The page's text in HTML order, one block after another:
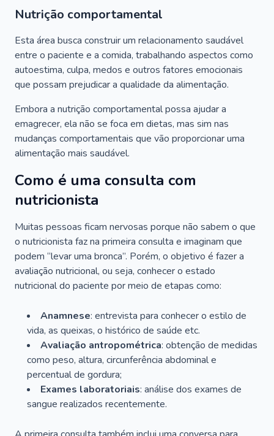
Nutrição comportamental
Esta área busca construir um relacionamento saudável
entre o paciente e a comida, trabalhando aspectos como
autoestima, culpa, medos e outros fatores emocionais
que possam prejudicar a qualidade da alimentação.
Embora a nutrição comportamental possa ajudar a
emagrecer, ela não se foca em dietas, mas sim nas
mudanças comportamentais que vão proporcionar uma
alimentação mais saudável.
Como é uma consulta com
nutricionista
Muitas pessoas ficam nervosas porque não sabem o que
o nutricionista faz na primeira consulta e imaginam que
podem “levar uma bronca”. Porém, o objetivo é fazer a
avaliação nutricional, ou seja, conhecer o estado
nutricional do paciente por meio de etapas como:
Anamnese: entrevista para conhecer o estilo de
vida, as queixas, o histórico de saúde etc.
Avaliação antropométrica: obtenção de medidas
como peso, altura, circunferência abdominal e
percentual de gordura;
Exames laboratoriais: análise dos exames de
sangue realizados recentemente.